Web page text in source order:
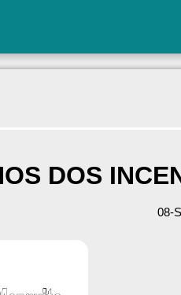
DOS
08-